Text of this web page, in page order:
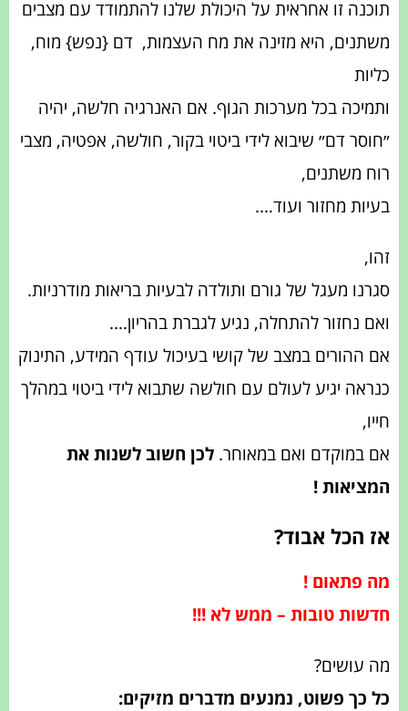
תוכנה זו אחראית על היכולת שלנו להתמודד עם מצבים
משתנים, היא מזינה את מח העצמות, דם {נפש} מוח,
כליות
ותמיכה בכל מערכות הגוף. אם האנרגיה חלשה, יהיה
״חוסר דם״ שיבוא לידי ביטוי בקור, חולשה, אפטיה, מצבי
רוח משתנים,
בעיות מחזור ועוד….
זהו,
סגרנו מעגל של גורם ותולדה לבעיות בריאות מודרניות.
ואם נחזור להתחלה, נגיע לגברת בהריון….
אם ההורים במצב של קושי בעיכול עודף המידע, התינוק
כנראה יגיע לעולם עם חולשה שתבוא לידי ביטוי במהלך
חייו,
אם במוקדם ואם במאוחר. לכן חשוב לשנות את
המציאות !
אז הכל אבוד?
מה פתאום !
חדשות טובות – ממש לא !!!
מה עושים?
כל כך פשוט, נמנעים מדברים מזיקים: